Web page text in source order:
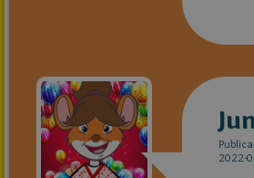
2022-